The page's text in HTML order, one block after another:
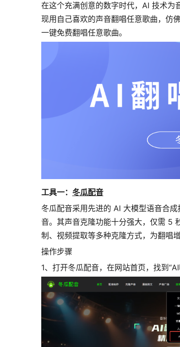
在这个充满创意的数字时代，AI 技术
现用自己喜欢的声音翻唱任意歌曲，仿
一键免费翻唱任意歌曲。
工具一： 冬瓜配音
冬瓜配音采用先进的 AI 大模型语音合
音。其声音克隆功能十分强大，仅需 5
制、视频提取等多种克隆方式，为翻唱
操作步骤
1、打开冬瓜配音，在网站首页，找到“AI